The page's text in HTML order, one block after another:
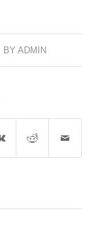
BY ADMIN